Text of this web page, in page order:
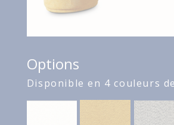
Options
Disponible en 4 couleurs